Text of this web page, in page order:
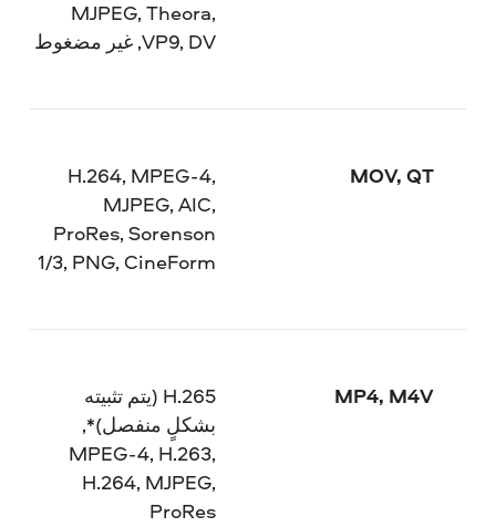
MJPEG, Theora,
VP9, DV, غير مضغوط
MOV, QT
H.264, MPEG-4,
MJPEG, AIC,
ProRes, Sorenson
1/3, PNG, CineForm
MP4, M4V
H.265 (يتم تثبيته
بشكلٍ منفصل)*,
MPEG-4, H.263,
H.264, MJPEG,
ProRes